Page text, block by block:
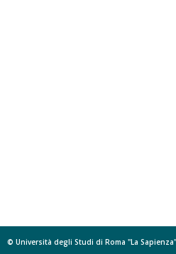
© Università degli Studi di Roma "La